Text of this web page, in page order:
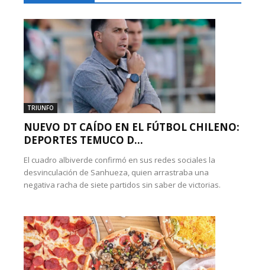
TRIUNFO
NUEVO DT CAÍDO EN EL FÚTBOL CHILENO:
DEPORTES TEMUCO D...
El cuadro albiverde confirmó en sus redes sociales la
desvinculación de Sanhueza, quien arrastraba una
negativa racha de siete partidos sin saber de victorias.